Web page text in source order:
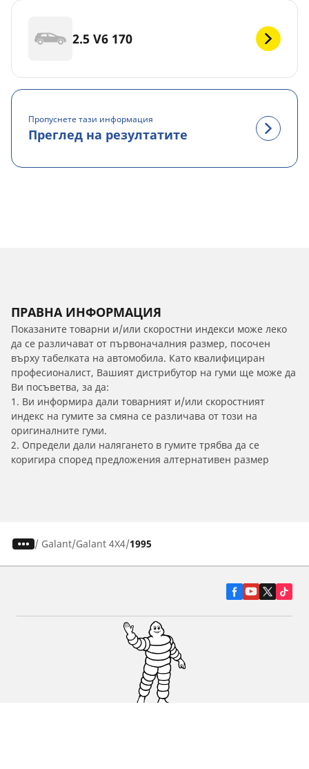
2.5 V6 170
Пропуснете тази информация
Преглед на резултатите
ПРАВНА ИНФОРМАЦИЯ
Показаните товарни и/или скоростни индекси може леко
да се различават от първоначалния размер, посочен
върху табелката на автомобила. Като квалифициран
професионалист, Вашият дистрибутор на гуми ще може да
Ви посъветва, за да:
1. Ви информира дали товарният и/или скоростният
индекс на гумите за смяна се различава от този на
оригиналните гуми.
2. Определи дали налягането в гумите трябва да се
коригира според предложения алтернативен размер
/ Galant Galant 4X4 1995